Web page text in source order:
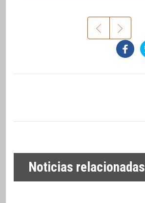
Noticias relacionadas